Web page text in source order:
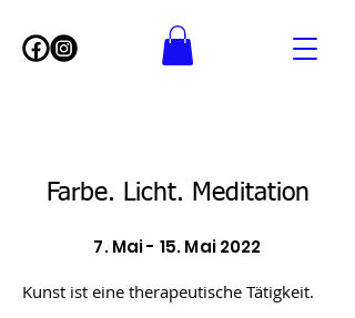
Farbe. Licht. Meditation
7. Mai - 15. Mai 2022
Kunst ist eine therapeutische Tätigkeit.